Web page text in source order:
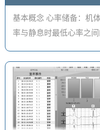
基本概念 心率储备：机体极量运动时所能达到的最高心
率与静息时最低心率之间
根据